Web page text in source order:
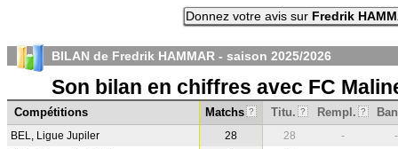
Donnez votre avis sur Fredrik
BILAN de Fredrik HAMMAR - saison 2025/2026
Son bilan en chiffres avec FC
Compétitions Matchs ? Titu. ? Rempl. ?
BEL, Ligue Jupiler 28 28 -
-